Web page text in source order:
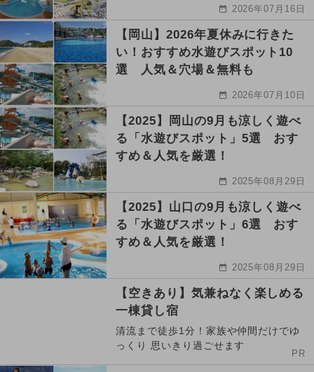
2026年07月16日
【岡山】2026年夏休みに行きた
い！おすすめ水遊びスポット10
選 人気＆穴場＆無料も
2026年07月10日
【2025】岡山の9月も涼しく遊べ
る「水遊びスポット」5選 おす
すめ＆人気を厳選！
2025年08月29日
【2025】山口の9月も涼しく遊べ
る「水遊びスポット」6選 おす
すめ＆人気を厳選！
2025年08月29日
【空きあり】気兼ねなく楽しめる
一棟貸し宿
清流まで徒歩1分！家族や仲間だけでゆ
っくり 思いきり過ごせます
PR